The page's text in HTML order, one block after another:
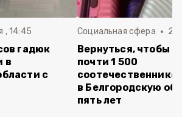
, 14:45
гадюк
в
с
Социальная сфера 20
Вернуться, чтобы
почти 1 500
в Белгородскую
пять лет